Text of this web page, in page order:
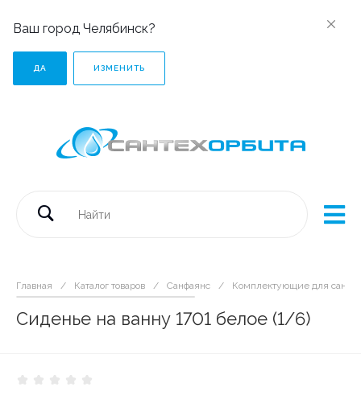
Ваш город Челябинск?
ДА ИЗМЕНИТЬ
Главная / Каталог товаров / Санфаянс / Комплектующие для
Сиденье на ванну 1701 белое (1/6)